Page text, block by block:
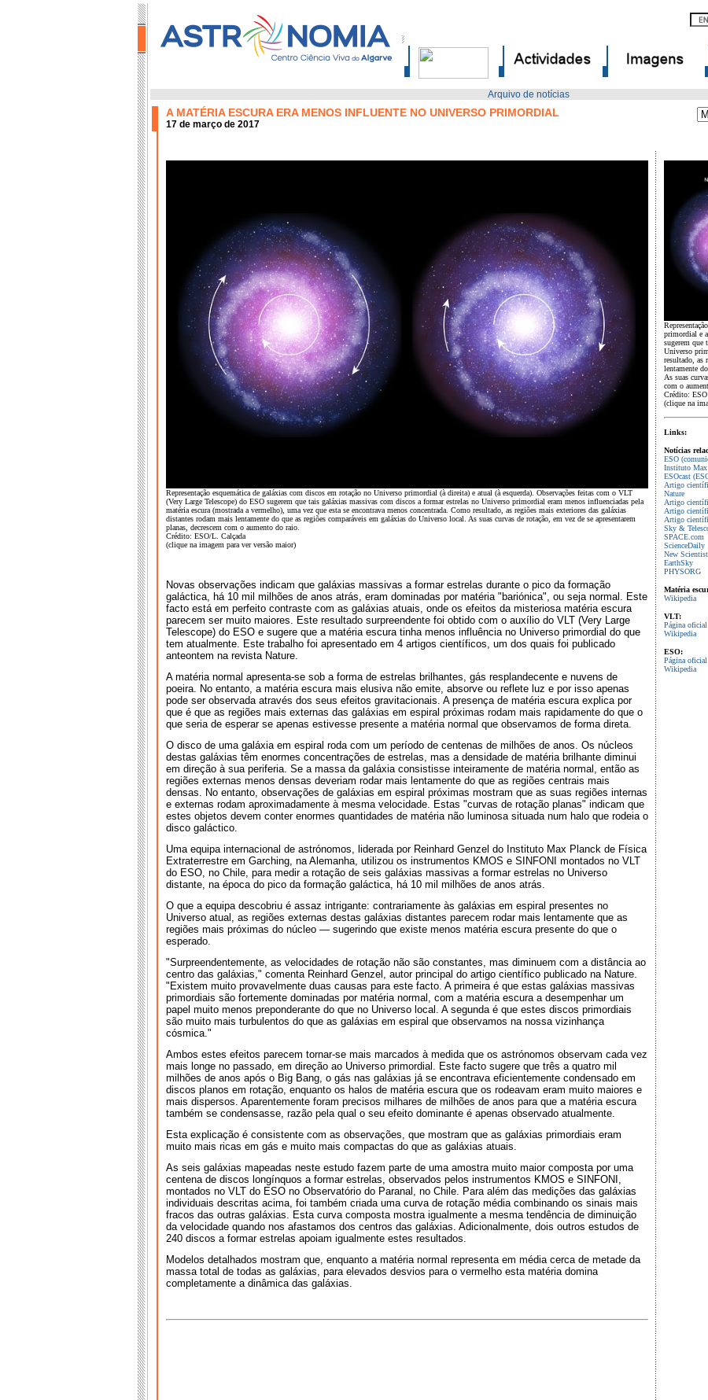
Arquivo de notícias
A MATÉRIA ESCURA ERA MENOS INFLUENTE NO UNIVERSO PRIMORDIAL
17 de março de 2017
Representação esquemática de galáxias com discos em rotação no Universo primordial (à direita) e atual (à esquerda). Observações feitas com o VLT
(Very Large Telescope) do ESO sugerem que tais galáxias massivas com discos a formar estrelas no Universo primordial eram menos influenciadas pela
matéria escura (mostrada a vermelho), uma vez que esta se encontrava menos concentrada. Como resultado, as regiões mais exteriores das galáxias
distantes rodam mais lentamente do que as regiões comparáveis em galáxias do Universo local. As suas curvas de rotação, em vez de se apresentarem
planas, decrescem com o aumento do raio.
Crédito: ESO/L. Calçada
(clique na imagem para ver versão maior)
Novas observações indicam que galáxias massivas a formar estrelas durante o pico da formação
galáctica, há 10 mil milhões de anos atrás, eram dominadas por matéria "bariónica", ou seja normal. Este
facto está em perfeito contraste com as galáxias atuais, onde os efeitos da misteriosa matéria escura
parecem ser muito maiores. Este resultado surpreendente foi obtido com o auxílio do VLT (Very Large
Telescope) do ESO e sugere que a matéria escura tinha menos influência no Universo primordial do que
tem atualmente. Este trabalho foi apresentado em 4 artigos científicos, um dos quais foi publicado
anteontem na revista Nature.
A matéria normal apresenta-se sob a forma de estrelas brilhantes, gás resplandecente e nuvens de
poeira. No entanto, a matéria escura mais elusiva não emite, absorve ou reflete luz e por isso apenas
pode ser observada através dos seus efeitos gravitacionais. A presença de matéria escura explica por
que é que as regiões mais externas das galáxias em espiral próximas rodam mais rapidamente do que o
que seria de esperar se apenas estivesse presente a matéria normal que observamos de forma direta.
O disco de uma galáxia em espiral roda com um período de centenas de milhões de anos. Os núcleos
destas galáxias têm enormes concentrações de estrelas, mas a densidade de matéria brilhante diminui
em direção à sua periferia. Se a massa da galáxia consistisse inteiramente de matéria normal, então as
regiões externas menos densas deveriam rodar mais lentamente do que as regiões centrais mais
densas. No entanto, observações de galáxias em espiral próximas mostram que as suas regiões internas
e externas rodam aproximadamente à mesma velocidade. Estas "curvas de rotação planas" indicam que
estes objetos devem conter enormes quantidades de matéria não luminosa situada num halo que rodeia o
disco galáctico.
Uma equipa internacional de astrónomos, liderada por Reinhard Genzel do Instituto Max Planck de Física
Extraterrestre em Garching, na Alemanha, utilizou os instrumentos KMOS e SINFONI montados no VLT
do ESO, no Chile, para medir a rotação de seis galáxias massivas a formar estrelas no Universo
distante, na época do pico da formação galáctica, há 10 mil milhões de anos atrás.
O que a equipa descobriu é assaz intrigante: contrariamente às galáxias em espiral presentes no
Universo atual, as regiões externas destas galáxias distantes parecem rodar mais lentamente que as
regiões mais próximas do núcleo — sugerindo que existe menos matéria escura presente do que o
esperado.
"Surpreendentemente, as velocidades de rotação não são constantes, mas diminuem com a distância ao
centro das galáxias," comenta Reinhard Genzel, autor principal do artigo científico publicado na Nature.
"Existem muito provavelmente duas causas para este facto. A primeira é que estas galáxias massivas
primordiais são fortemente dominadas por matéria normal, com a matéria escura a desempenhar um
papel muito menos preponderante do que no Universo local. A segunda é que estes discos primordiais
são muito mais turbulentos do que as galáxias em espiral que observamos na nossa vizinhança
cósmica."
Ambos estes efeitos parecem tornar-se mais marcados à medida que os astrónomos observam cada vez
mais longe no passado, em direção ao Universo primordial. Este facto sugere que três a quatro mil
milhões de anos após o Big Bang, o gás nas galáxias já se encontrava eficientemente condensado em
discos planos em rotação, enquanto os halos de matéria escura que os rodeavam eram muito maiores e
mais dispersos. Aparentemente foram precisos milhares de milhões de anos para que a matéria escura
também se condensasse, razão pela qual o seu efeito dominante é apenas observado atualmente.
Esta explicação é consistente com as observações, que mostram que as galáxias primordiais eram
muito mais ricas em gás e muito mais compactas do que as galáxias atuais.
As seis galáxias mapeadas neste estudo fazem parte de uma amostra muito maior composta por uma
centena de discos longínquos a formar estrelas, observados pelos instrumentos KMOS e SINFONI,
montados no VLT do ESO no Observatório do Paranal, no Chile. Para além das medições das galáxias
individuais descritas acima, foi também criada uma curva de rotação média combinando os sinais mais
fracos das outras galáxias. Esta curva composta mostra igualmente a mesma tendência de diminuição
da velocidade quando nos afastamos dos centros das galáxias. Adicionalmente, dois outros estudos de
240 discos a formar estrelas apoiam igualmente estes resultados.
Modelos detalhados mostram que, enquanto a matéria normal representa em média cerca de metade da
massa total de todas as galáxias, para elevados desvios para o vermelho esta matéria domina
completamente a dinâmica das galáxias.
primordial e
sugerem que
Universo
resultado, as
lentamente
As suas
com o
Crédito: ESO
(clique na
Links:
Notícias
ESO
Instituto Max
ESOcast
Artigo
Nature
Artigo
Artigo
Artigo
Sky &
SPACE.com
ScienceDaily
New Scientist
EarthSky
PHYSORG
Matéria
Wikipedia
VLT:
Página oficial
Wikipedia
ESO:
Página oficial
Wikipedia